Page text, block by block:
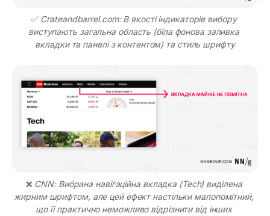
✅ Crateandbarrel.com: В якості індикаторів вибору
виступають загальна область (біла фонова заливка
вкладки та панелі з контентом) та стиль шрифту
❌ CNN: Вибрана навігаційна вкладка (Tech) виділена
жирним шрифтом, але цей ефект настільки малопомітний,
що її практично неможливо відрізнити від інших